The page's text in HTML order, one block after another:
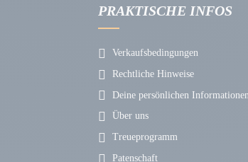
PRAKTISCHE INFOS
Verkaufsbedingungen
Rechtliche Hinweise
Deine persönlichen Informationen
Über uns
Treueprogramm
Patenschaft